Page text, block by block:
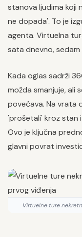
stanova ljudima koji
ne dopada'. To je
agenta. Virtuelna
sata dnevno, sedam
Kada oglas sadrži
možda smanjuje,
povećava. Na vrata
'prošetali' kroz stan
Ovo je ključna
glavni povrat
Virtuelne ture